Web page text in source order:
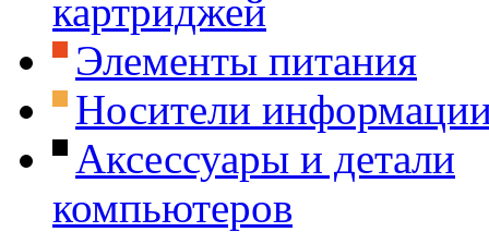
картриджей
Элементы питания
Носители
Аксессуары и детали
компьютеров